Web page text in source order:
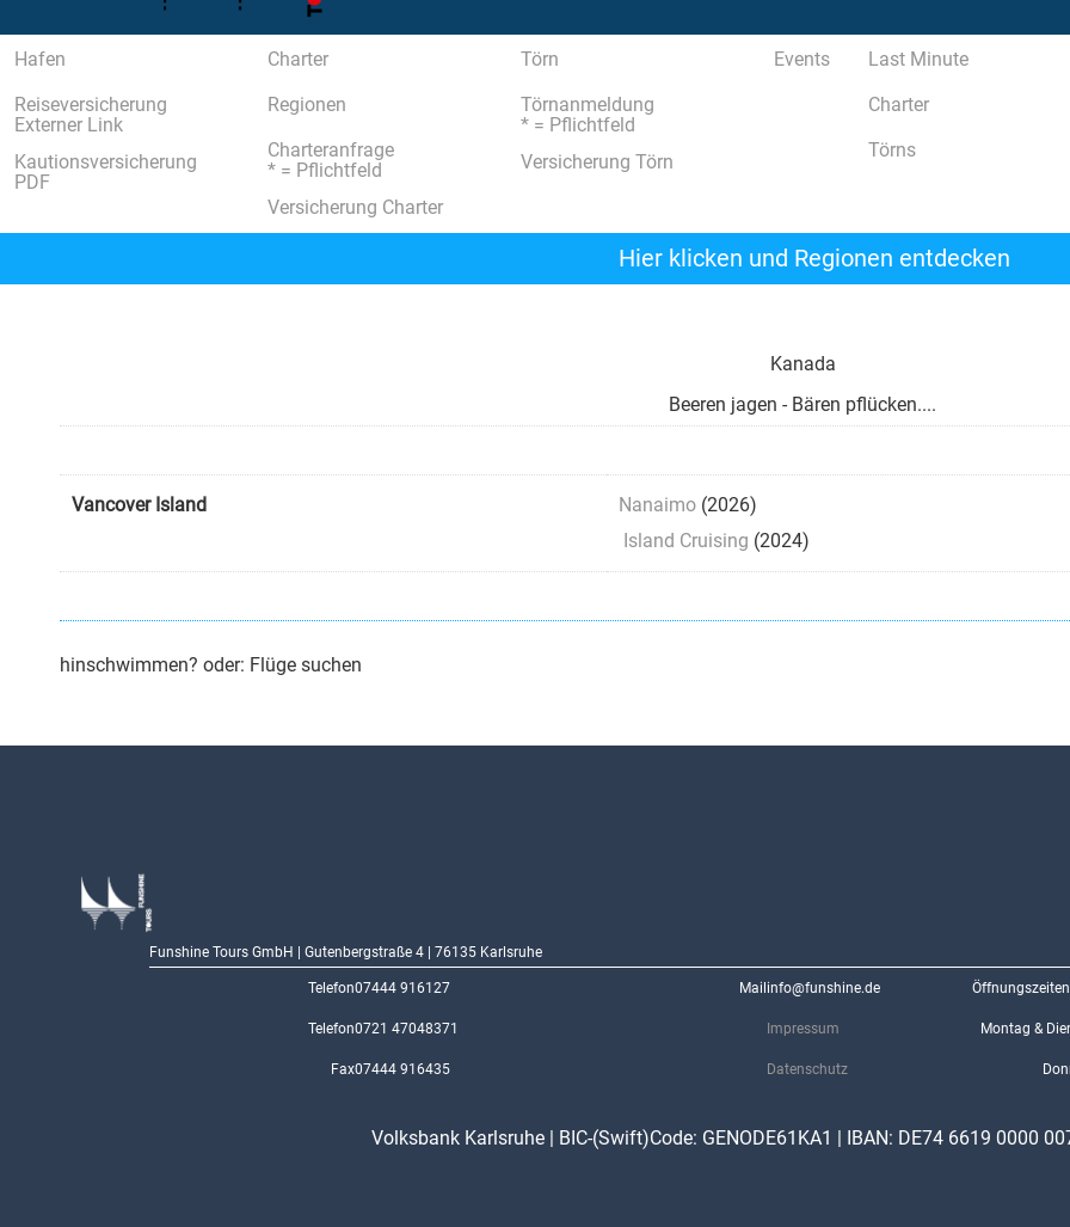
Hafen
Reiseversicherung
Externer Link
Kautionsversicherung
PDF
Charter
Regionen
Charteranfrage
* = Pflichtfeld
Versicherung Charter
Törn
Törnanmeldung
* = Pflichtfeld
Versicherung Törn
Events
Last Minute
Charter
Törns
Hier klicken und Regionen entdecken
Kanada
Beeren jagen - Bären pflücken....
Vancover Island Nanaimo (2026)
Island Cruising (2024)
hinschwimmen? oder: Flüge suchen
Funshine Tours GmbH | Gutenbergstraße 4 | 76135 Karlsruhe
Telefon07444 916127
Telefon0721 47048371
Fax07444 916435
Mailinfo@funshine.de
Impressum
Datenschutz
Montag &
Volksbank Karlsruhe | BIC-(Swift)Code: GENODE61KA1 | IBAN: DE74 6619 0000